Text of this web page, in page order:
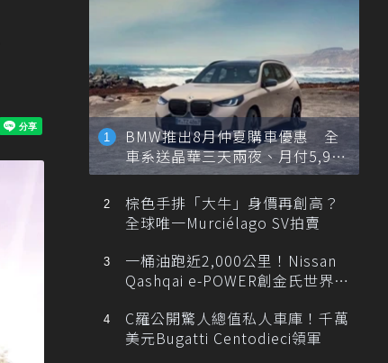
BMW推出8月仲夏購車優惠 全
車系送晶華三天兩夜、月付5,900
元起
棕色手排「大牛」身價再創高？
全球唯一Murciélago SV拍賣
一桶油跑近2,000公里！Nissan
Qashqai e-POWER創金氏世界紀
C羅公開驚人總值私人車庫！千萬
美元Bugatti Centodieci領軍